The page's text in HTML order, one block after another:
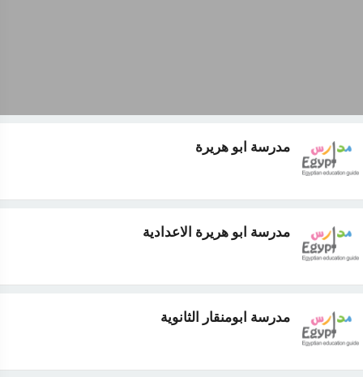
مدرسة ابو هريرة
مدرسة ابو هريرة الاعدادية
مدرسة ابومنقار الثانوية